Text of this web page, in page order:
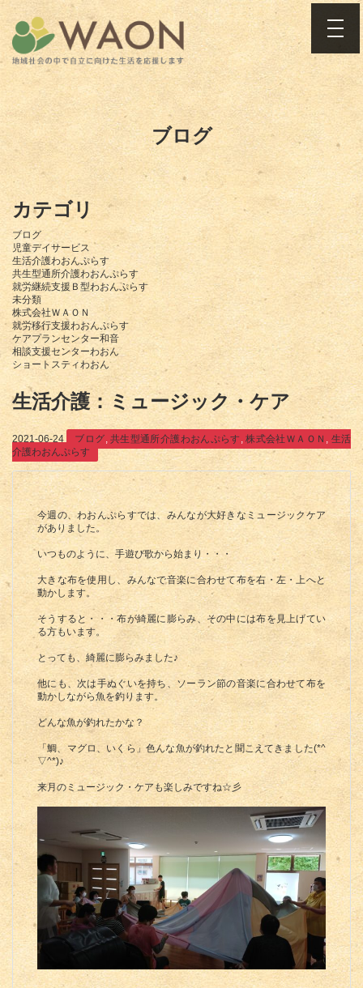
ブログ
カテゴリ
ブログ
児童デイサービス
生活介護わおんぷらす
共生型通所介護わおんぷらす
就労継続支援Ｂ型わおんぷらす
未分類
株式会社ＷＡＯＮ
就労移行支援わおんぷらす
ケアプランセンター和音
相談支援センターわおん
ショートスティわおん
生活介護：ミュージック・ケア
2021-06-24 ブログ, 共生型通所介護わおんぷらす,株式会社ＷＡＯＮ , 生活
介護わおんぷらす
今週の、わおんぷらすでは、みんなが大好きなミュージックケア
がありました。
いつものように、手遊び歌から始まり・・・
大きな布を使用し、みんなで音楽に合わせて布を右・左・上へと
動かします。
そうすると・・・布が綺麗に膨らみ、その中には布を見上げてい
る方もいます。
とっても、綺麗に膨らみました♪
他にも、次は手ぬぐいを持ち、ソーラン節の音楽に合わせて布を
動かしながら魚を釣ります。
どんな魚が釣れたかな？
「鯛、マグロ、いくら」色んな魚が釣れたと聞こえてきました(*^
▽^*)♪
来月のミュージック・ケアも楽しみですね☆彡